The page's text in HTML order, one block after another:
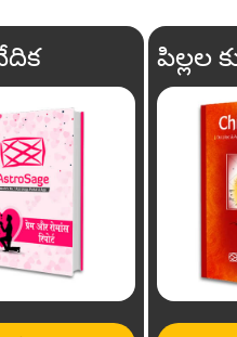
పిల్లల